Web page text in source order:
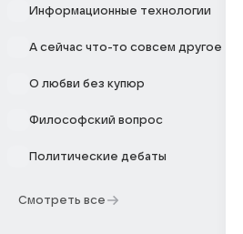
Информационные технологии
А сейчас что-то совсем другое
О любви без купюр
Философский вопрос
Политические дебаты
Смотреть все